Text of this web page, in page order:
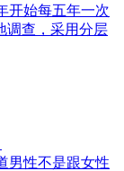
开始每五年一次
调查，采用分层
男性不是跟女性